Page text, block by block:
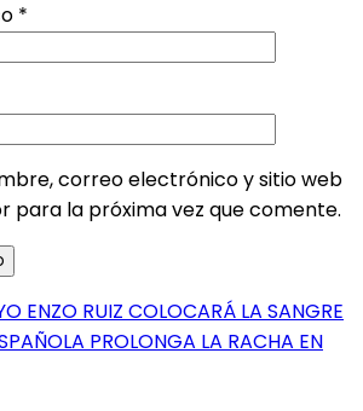
*
correo electrónico y sitio web
para la próxima vez que comente.
ENZO RUIZ COLOCARÁ LA SANGRE
PROLONGA LA RACHA EN